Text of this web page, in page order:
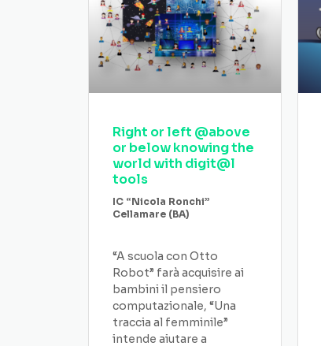
Right or left @above
or below knowing the
world with digit@l
tools
IC “Nicola Ronchi”
Cellamare (BA)
“A scuola con Otto
Robot” farà acquisire ai
bambini il pensiero
computazionale, “Una
traccia al femminile”
intende aiutare a